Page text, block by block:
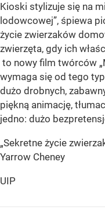
Kioski stylizuje się na
lodowcowej”, śpiewa
życie zwierzaków
zwierzęta, gdy ich
to nowy film twórców
wymaga się od tego
dużo drobnych,
piękną animację,
jedno: dużo
„Sekretne życie
Yarrow Cheney
UIP